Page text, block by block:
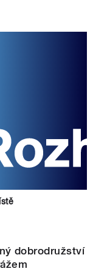
dobrodružství